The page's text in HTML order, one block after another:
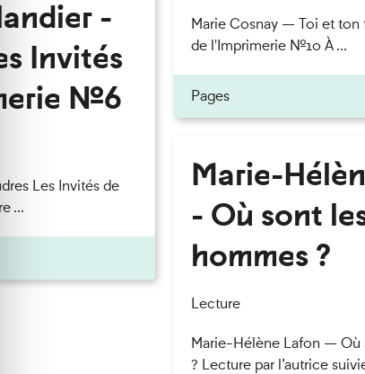
-
Invités
n°6
Les Invités de
...
Marie Cosnay — Toi et ton
de l'Imprimerie n°10 À ...
Pages
Marie-
- Où sont
hommes ?
Lecture
Marie-Hélène Lafon — Où
? Lecture par l’autrice